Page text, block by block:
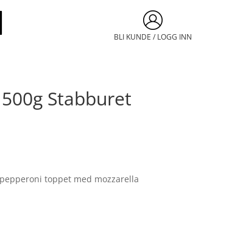
BLI KUNDE / LOGG INN
Stabburet
toppet med mozzarella